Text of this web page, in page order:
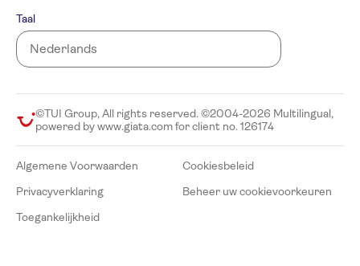
Taal
©TUI Group, All rights reserved. ©2004-2026 Multilingual,
powered by www.giata.com for client no. 126174
Algemene Voorwaarden
Cookiesbeleid
Privacyverklaring
Beheer uw cookievoorkeuren
Toegankelijkheid